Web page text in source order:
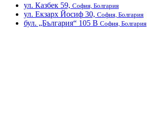
ул. Казбек 59, София, Болгария
ул. Екзарх Йосиф 30, София, Болгария
бул. „България“ 105 В София, Болгария